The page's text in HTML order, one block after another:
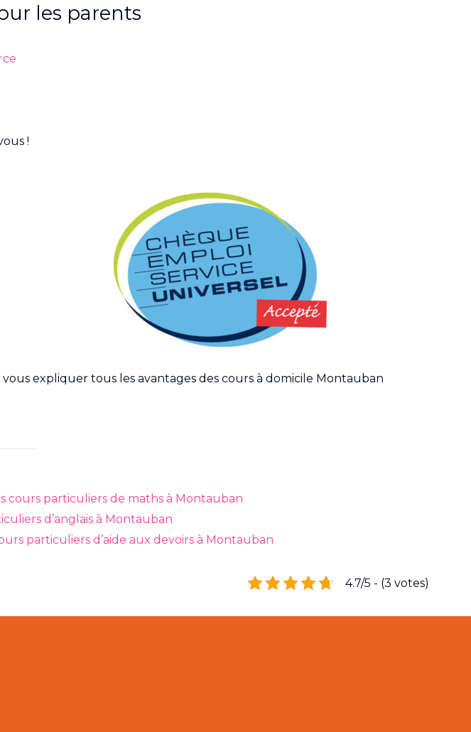
les parents
!
expliquer tous les avantages des cours à domicile Montauban
cours particuliers de maths à Montauban
d’anglais à Montauban
particuliers d’aide aux devoirs à Montauban
4.7/5 - (3 votes)